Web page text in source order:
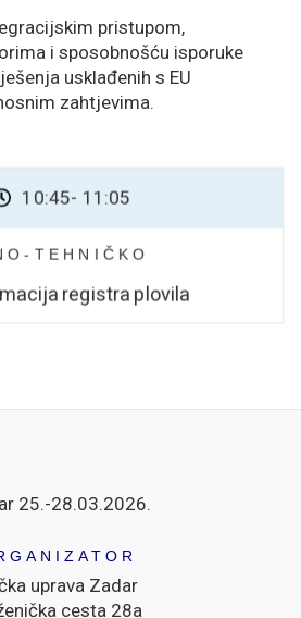
pristupom,
i sposobnošću isporuke
usklađenih s EU
zahtjevima.
10:45- 11:05
TEHNIČKO
registra plovila
25.-28.03.2026.
uprava Zadar
cesta 28a